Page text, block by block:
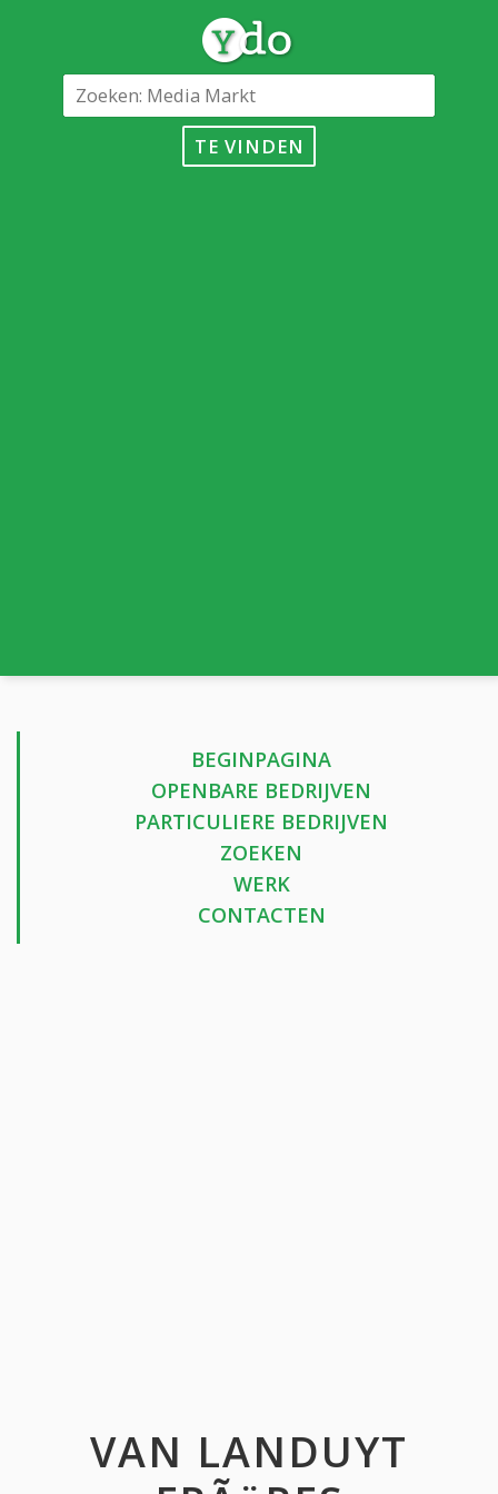
TE VINDEN
BEGINPAGINA
OPENBARE BEDRIJVEN
PARTICULIERE BEDRIJVEN
ZOEKEN
WERK
CONTACTEN
VAN LANDUYT